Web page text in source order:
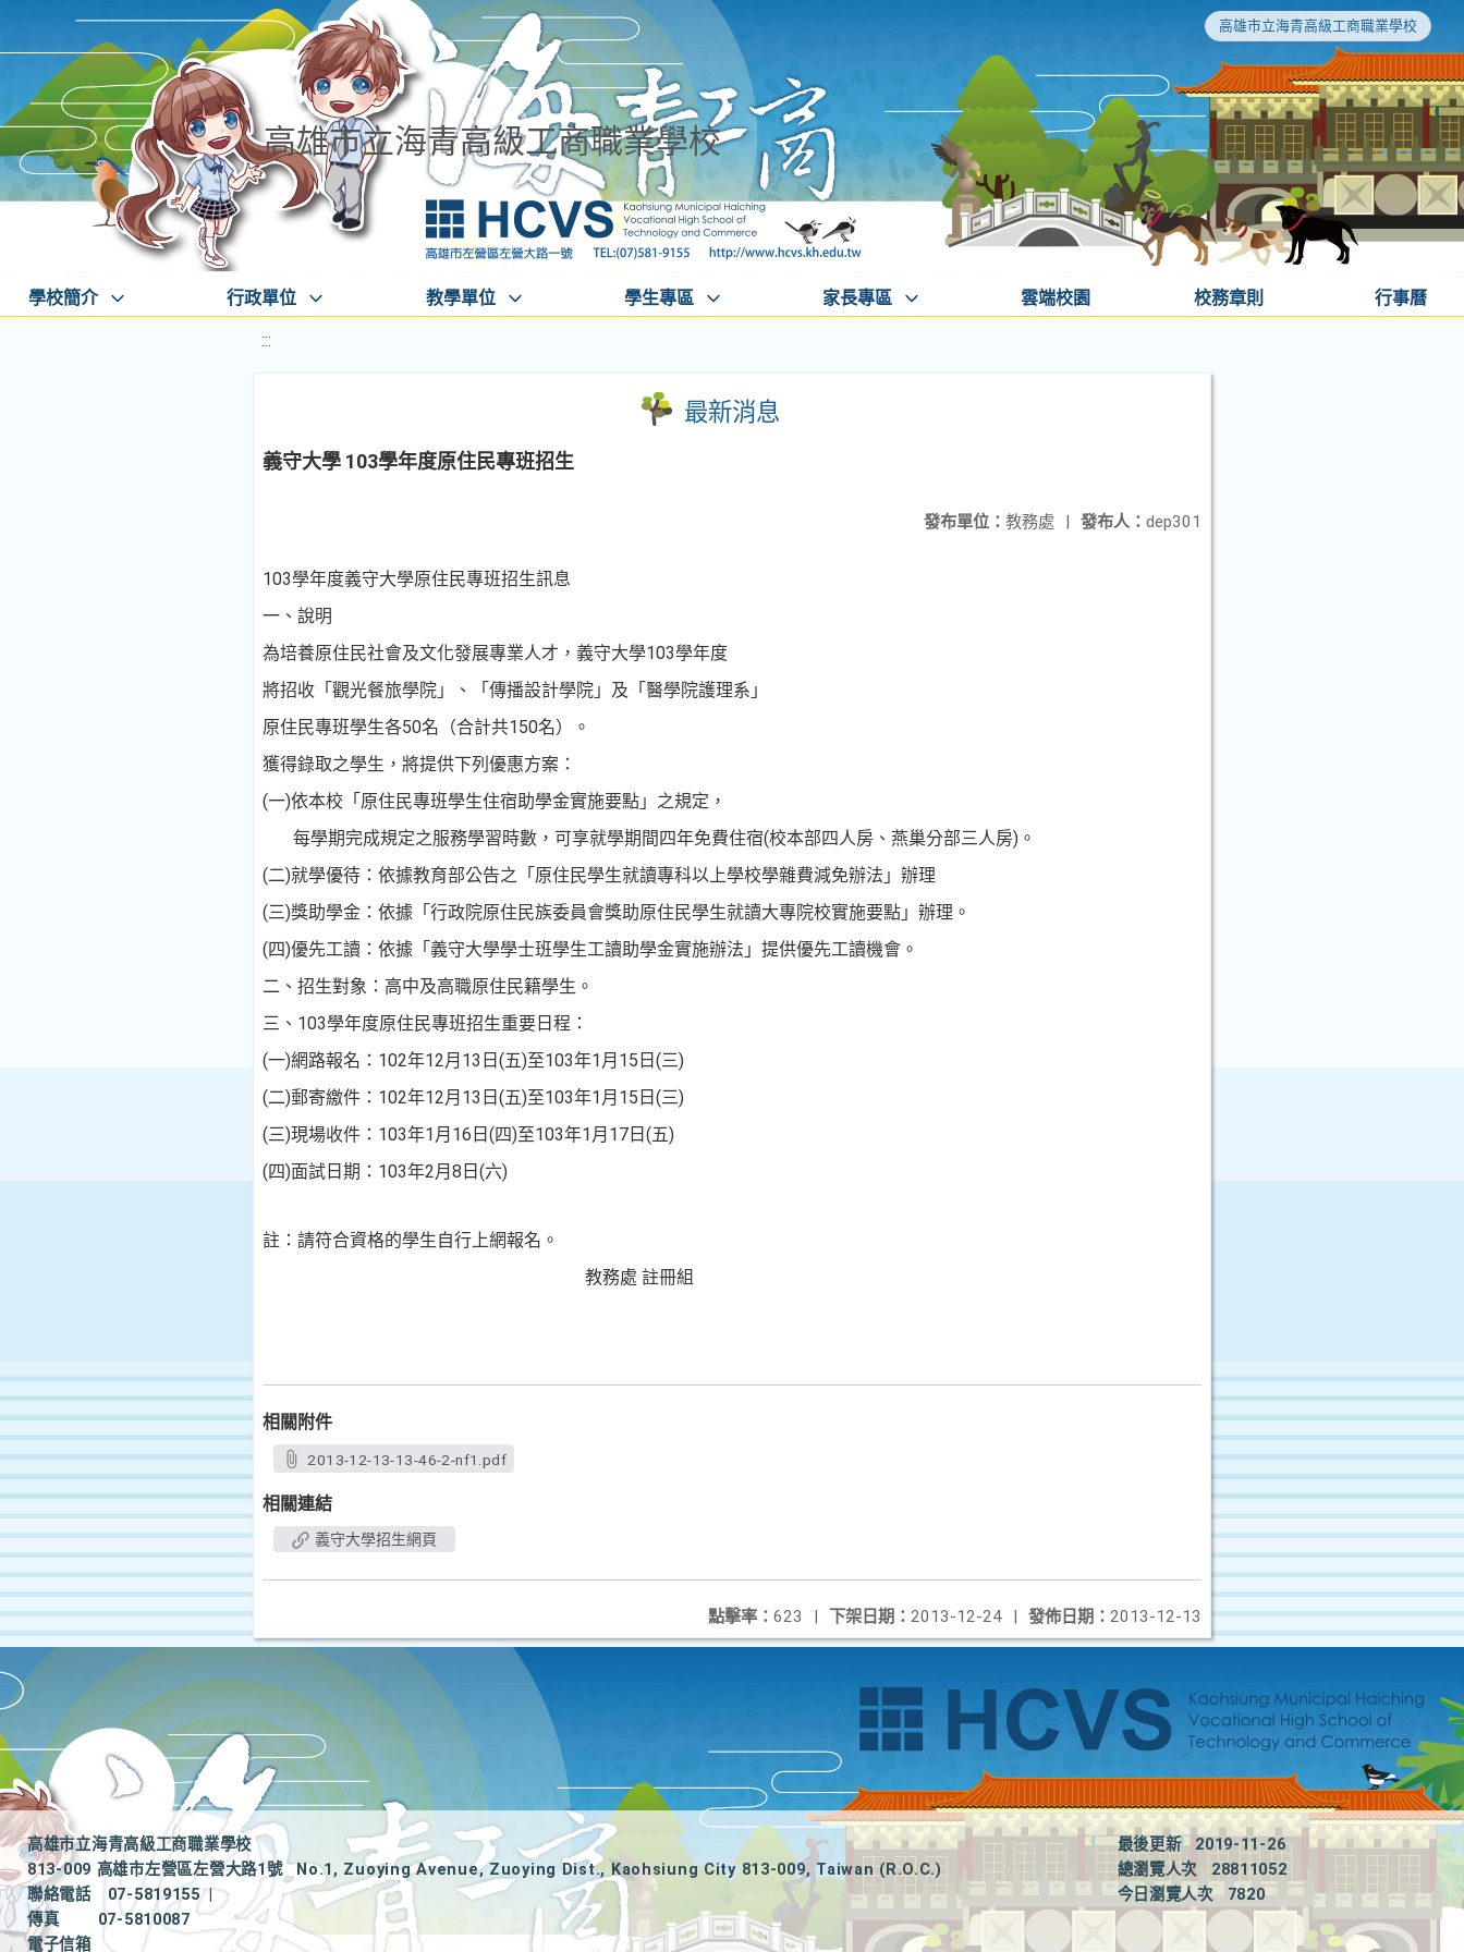
高雄市立海青高級工商職業學校
高雄市立海青高級工商職業學校
學校簡介 行政單位 教學單位 學生專區 家長專區 雲端校園 校務章則 行事曆
:::
最新消息
義守大學 103學年度原住民專班招生
發布人： dep301
發布單位： 教務處 |
103學年度義守大學原住民專班招生訊息
一、說明
為培養原住民社會及文化發展專業人才，義守大學103學年度
將招收「觀光餐旅學院」、「傳播設計學院」及「醫學院護理系」
原住民專班學生各50名（合計共150名）。
獲得錄取之學生，將提供下列優惠方案：
(一)依本校「原住民專班學生住宿助學金實施要點」之規定，
每學期完成規定之服務學習時數，可享就學期間四年免費住宿(校本部四人房、燕巢分部三人房)。
(二)就學優待：依據教育部公告之「原住民學生就讀專科以上學校學雜費減免辦法」辦理
(三)獎助學金：依據「行政院原住民族委員會獎助原住民學生就讀大專院校實施要點」辦理。
(四)優先工讀：依據「義守大學學士班學生工讀助學金實施辦法」提供優先工讀機會。
二、招生對象：高中及高職原住民籍學生。
三、103學年度原住民專班招生重要日程：
(一)網路報名：102年12月13日(五)至103年1月15日(三)
(二)郵寄繳件：102年12月13日(五)至103年1月15日(三)
(三)現場收件：103年1月16日(四)至103年1月17日(五)
(四)面試日期：103年2月8日(六)
註：請符合資格的學生自行上網報名。
教務處 註冊組
相關附件
2013-12-13-13-46-2-nf1.pdf
相關連結
義守大學招生網頁
發佈日期： 2013-12-13
下架日期： 2013-12-24 |
點擊率： 623 |
高雄市立海青高級工商職業學校
813-009 高雄市左營區左營大路1號
No.1, Zuoying Avenue, Zuoying Dist., Kaohsiung City 813-009, Taiwan (R.O.C.)
聯絡電話
07-5819155
|
傳真
07-5810087
電子信箱
最後更新
2019-11-26
總瀏覽人次
28811052
今日瀏覽人次
7820